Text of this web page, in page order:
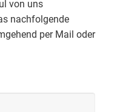
von uns
nachfolgende
per Mail oder